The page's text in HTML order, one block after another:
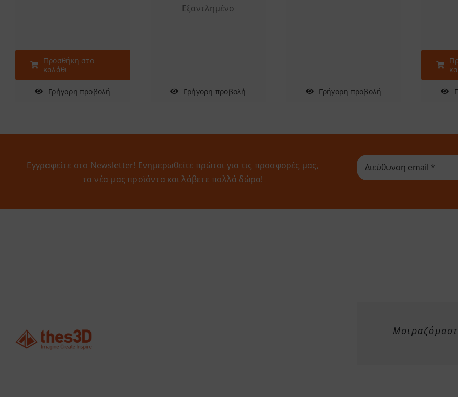
Προσθήκη στο
καλάθι
Γρήγορη προβολή
Εξαντλημένο
Γρήγορη προβολή Γρήγορη προβολή
Εγγραφείτε στο Newsletter! Eνημερωθείτε πρώτοι για τις προσφορές μας,
τα νέα μας προϊόντα και λάβετε πολλά δώρα!